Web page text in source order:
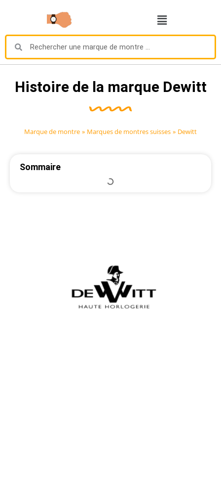
Histoire de la marque Dewitt
Marque de montre » Marques de montres suisses » Dewitt
Sommaire